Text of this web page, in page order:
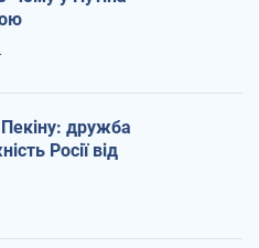
Пекіну: дружба
Росії від